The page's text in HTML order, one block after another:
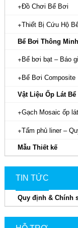
CuSO4 dạng bột
Đồng nước
Oxy già
Lưu ý:
Giá sản
0968115000 để
Đồ Chơi Bể Bơi
Thiết Bị Cứu Hộ
Bể Bơi Thông Minh
Bể bơi bạt – Báo
Bể Bơi Composite
Vật Liệu Ốp Lát Bể
Gạch Mosaic ốp lát
Tấm phủ liner –
Mẫu Thiết kế
TIN TỨC
Quy định & Chính